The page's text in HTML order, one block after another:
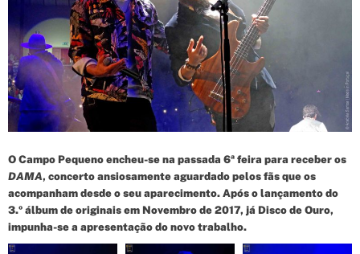
e
a
d
e
O Campo Pequeno encheu-se na passada 6ª feira para receber os
DAMA, concerto ansiosamente aguardado pelos fãs que os
acompanham desde o seu aparecimento. Após o lançamento do
3.º álbum de originais em Novembro de 2017, já Disco de Ouro,
impunha-se a apresentação do novo trabalho.